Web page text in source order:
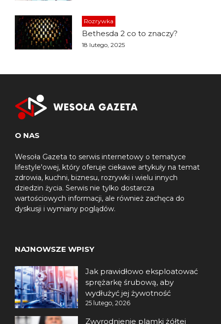
Rozrywka
Bethesda 2 co to znaczy?
18 lutego, 2025
O NAS
Wesoła Gazeta to serwis internetowy o tematyce
lifestyle'owej, który oferuje ciekawe artykuły na temat
zdrowia, kuchni, biznesu, rozrywki i wielu innych
dziedzin życia. Serwis nie tylko dostarcza
wartościowych informacji, ale również zachęca do
dyskusji i wymiany poglądów.
NAJNOWSZE WPISY
Jak prawidłowo eksploatować
sprężarkę śrubową, aby
wydłużyć jej żywotność
25 lutego, 2026
Zwyrodnienie plamki żółtej